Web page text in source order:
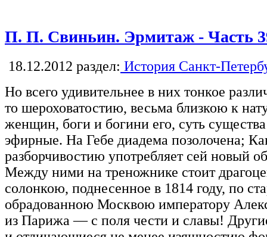
П. П. Свиньин. Эрмитаж - Часть
18.12.2012 раздел: История Санкт-
Но всего удивительнее в них тонкое
то шероховатостию, весьма близкою к
женщин, боги и богини его, суть
эфирные. На Гебе диадема позолочена;
разборчивостию употребляет сей новый
Между ними на треножнике стоит
солонкою, поднесенное в 1814 году, по
обрадованною Москвою императору
из Парижа — с поля чести и славы!